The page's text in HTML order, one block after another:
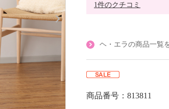
1件のクチコミ
ヘ・エラの商品一覧
商品番号：813811